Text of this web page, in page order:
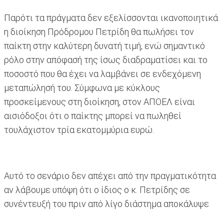
Παρότι τα πράγματα δεν εξελίσσονται ικανοποιητικά
η διοίκηση Πρόδρομου Πετρίδη θα πωλήσει τον
παίκτη στην καλύτερη δυνατή τιμή, ενώ σημαντικό
ρόλο στην απόφασή της ίσως διαδραματίσει και το
ποσοστό που θα έχει να λαμβάνει σε ενδεχόμενη
μεταπώλησή του. Σύμφωνα με κύκλους
προσκείμενους στη διοίκηση, στον ΑΠΟΕΛ είναι
αισιόδοξοι ότι ο παίκτης μπορεί να πωληθεί
τουλάχιστον τρία εκατομμύρια ευρώ.
Αυτό το σενάριο δεν απέχει από την πραγματικότητα
αν λάβουμε υπόψη ότι ο ίδιος ο κ. Πετρίδης σε
συνέντευξή του πριν από λίγο διάστημα αποκάλυψε